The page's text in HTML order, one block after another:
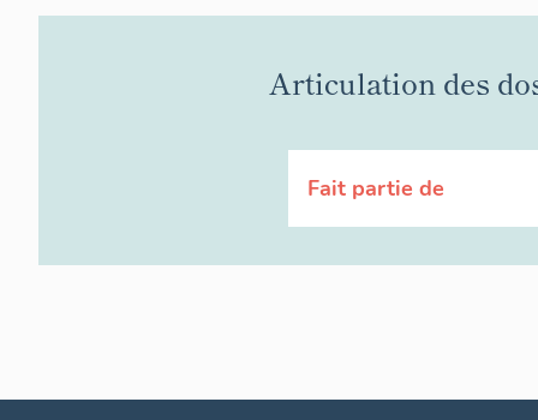
Articulation des
Fait partie de